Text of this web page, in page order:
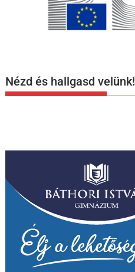
Nézd és hallgasd velünk!